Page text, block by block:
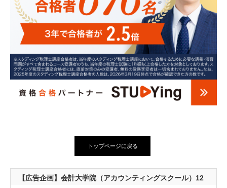
トップページに戻る
【広告企画】会計大学院（アカウンティングスクール）12